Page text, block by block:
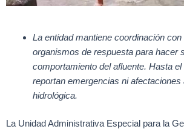
La entidad mantiene coordinación
organismos de respuesta para hacer
comportamiento del afluente. Hasta
reportan emergencias ni afectaciones
hidrológica.
La Unidad Administrativa Especial para la